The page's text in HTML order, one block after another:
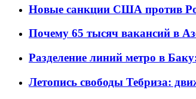
Новые санкции США против
Почему 65 тысяч вакансий в
Разделение линий метро в
Летопись свободы Тебриза: